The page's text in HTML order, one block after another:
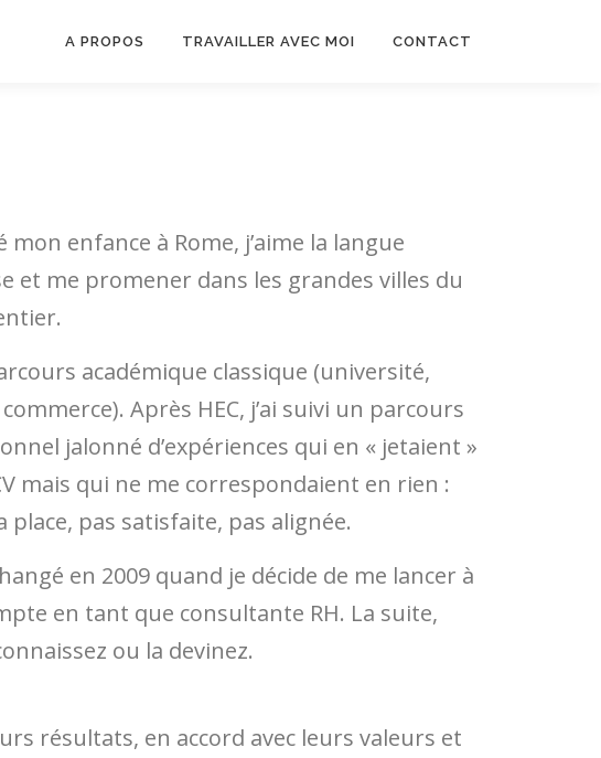
A PROPOS TRAVAILLER AVEC MOI CONTACT
mon enfance à Rome, j’aime la langue
et me promener dans les grandes villes du
académique classique (université,
Après HEC, j’ai suivi un parcours
jalonné d’expériences qui en « jetaient »
mais qui ne me correspondaient en rien :
place, pas satisfaite, pas alignée.
en 2009 quand je décide de me lancer à
en tant que consultante RH. La suite,
ou la devinez.
résultats, en accord avec leurs valeurs et